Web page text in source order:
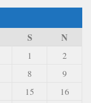
S N
1
2
8
9
15
16